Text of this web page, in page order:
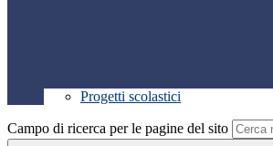
Progetti scolastici
Campo di ricerca per le pagine del sito